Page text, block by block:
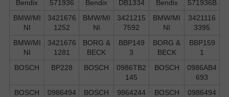
Bendix 571936 Bendix DB1334 Bendix
571936B
BMW/MI
NI
3421676
1252
BMW/MI
NI
3421215
7592
BMW/MI
NI
3421116
3395
BMW/MI
NI
3421676
1281
BORG &
BECK
BBP149
3
BORG &
BECK
BBP159
1
BOSCH
BP228 BOSCH
0986TB2
145
BOSCH
0986AB4
693
BOSCH
0986494
BOSCH
9864244
BOSCH
0986494